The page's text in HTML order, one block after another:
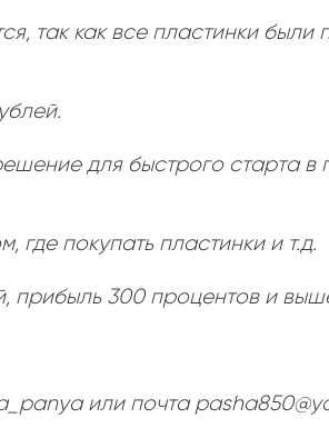
так как все пластинки были
для быстрого старта в
где покупать пластинки и т.д.
, прибыль 300 процентов и
или почта